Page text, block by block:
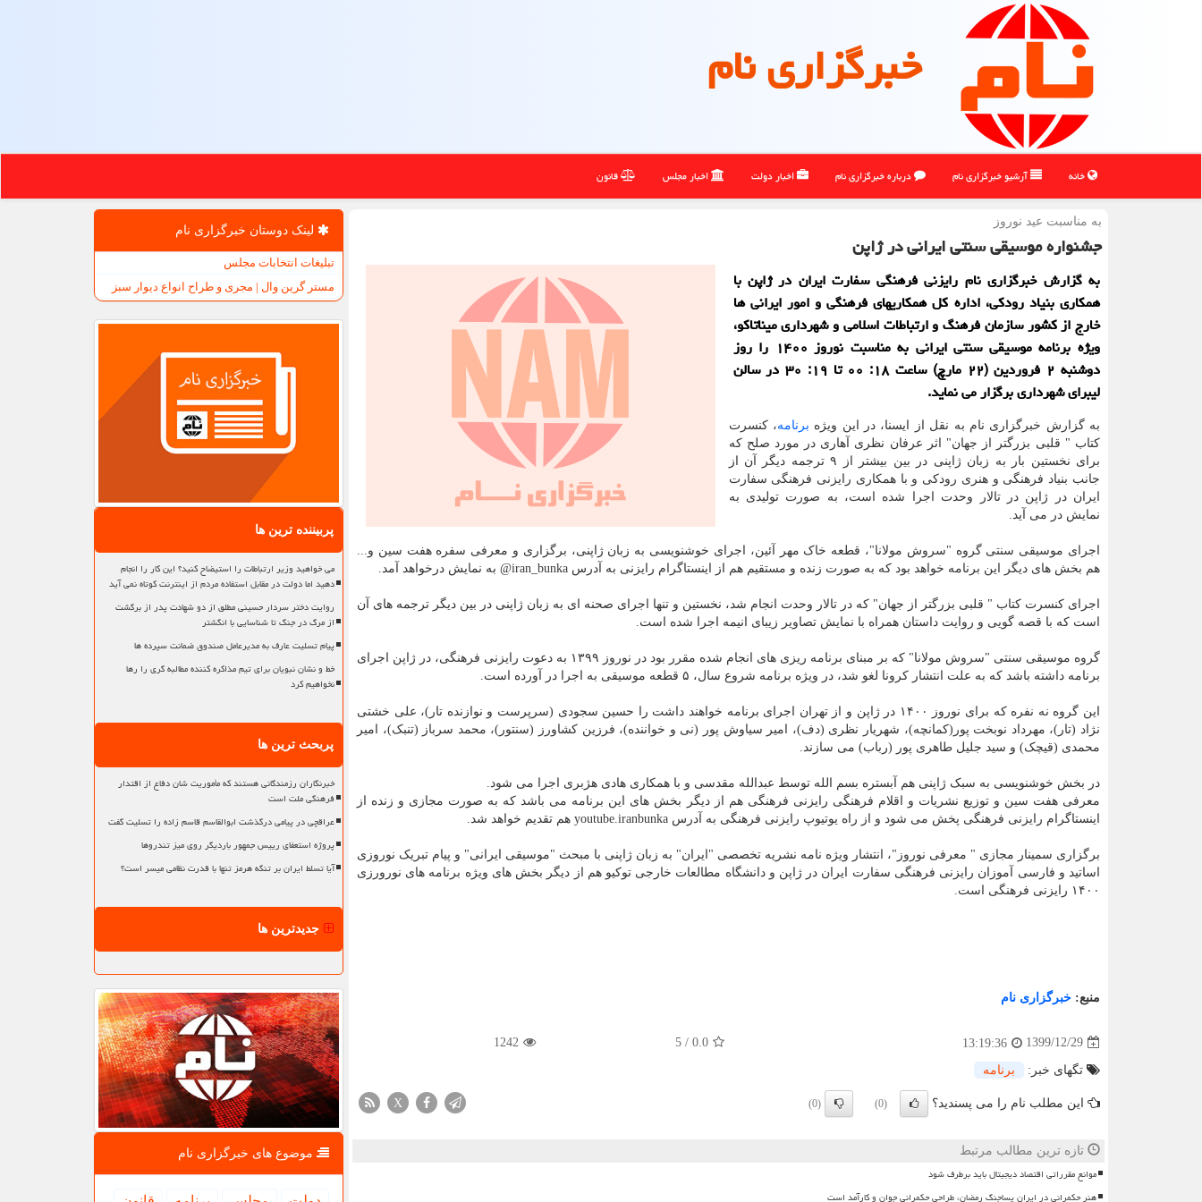
خبرگزاری نام
خانه آرشیو خبرگزاری نام درباره خبرگزاری نام اخبار دولت اخبار مجلس قانون
به مناسبت عید نوروز
جشنواره موسیقی سنتی ایرانی در ژاپن
به گزارش خبرگزاری نام رایزنی فرهنگی سفارت ایران در ژاپن با
همکاری بنیاد رودکی، اداره کل همکاریهای فرهنگی و امور ایرانی ها
خارج از کشور سازمان فرهنگ و ارتباطات اسلامی و شهرداری میناتاکو،
ویژه برنامه موسیقی سنتی ایرانی به مناسبت نوروز ۱۴۰۰ را روز
دوشنبه ۲ فروردین (۲۲ مارچ) ساعت ۱۸: ۰۰ تا ۱۹: ۳۰ در سالن
لیبرای شهرداری برگزار می نماید.
به گزارش خبرگزاری نام به نقل از ایسنا، در این ویژه برنامه، کنسرت
کتاب " قلبی بزرگتر از جهان" اثر عرفان نظری آهاری در مورد صلح که
برای نخستین بار به زبان ژاپنی در بین بیشتر از ۹ ترجمه دیگر آن از
جانب بنیاد فرهنگی و هنری رودکی و با همکاری رایزنی فرهنگی سفارت
ایران در ژاپن در تالار وحدت اجرا شده است، به صورت تولیدی به
نمایش در می آید.
اجرای موسیقی سنتی گروه "سروش مولانا"، قطعه خاک مهر آئین، اجرای خوشنویسی به زبان ژاپنی، برگزاری و معرفی سفره هفت سین و...
هم بخش های دیگر این برنامه خواهد بود که به صورت زنده و مستقیم هم از اینستاگرام رایزنی به آدرس iran_bunka@ به نمایش درخواهد آمد.
اجرای کنسرت کتاب " قلبی بزرگتر از جهان" که در تالار وحدت انجام شد، نخستین و تنها اجرای صحنه ای به زبان ژاپنی در بین دیگر ترجمه های آن
است که با قصه گویی و روایت داستان همراه با نمایش تصاویر زیبای انیمه اجرا شده است.
گروه موسیقی سنتی "سروش مولانا" که بر مبنای برنامه ریزی های انجام شده مقرر بود در نوروز ۱۳۹۹ به دعوت رایزنی فرهنگی، در ژاپن اجرای
برنامه داشته باشد که به علت انتشار کرونا لغو شد، در ویژه برنامه شروع سال، ۵ قطعه موسیقی به اجرا در آورده است.
این گروه نه نفره که برای نوروز ۱۴۰۰ در ژاپن و از تهران اجرای برنامه خواهند داشت را حسین سجودی (سرپرست و نوازنده تار)، علی خشتی
نژاد (تار)، مهرداد نوبخت پور(کمانچه)، شهریار نظری (دف)، امیر سیاوش پور (نی و خواننده)، فرزین کشاورز (سنتور)، محمد سرباز (تنبک)، امیر
محمدی (قیچک) و سید جلیل طاهری پور (رباب) می سازند.
در بخش خوشنویسی به سبک ژاپنی هم آبستره بسم الله توسط عبدالله مقدسی و با همکاری هادی هژبری اجرا می شود.
معرفی هفت سین و توزیع نشریات و اقلام فرهنگی رایزنی فرهنگی هم از دیگر بخش های این برنامه می باشد که به صورت مجازی و زنده از
اینستاگرام رایزنی فرهنگی پخش می شود و از راه یوتیوپ رایزنی فرهنگی به آدرس youtube.iranbunka هم تقدیم خواهد شد.
برگزاری سمینار مجازی " معرفی نوروز"، انتشار ویژه نامه نشریه تخصصی "ایران" به زبان ژاپنی با مبحث "موسیقی ایرانی" و پیام تبریک نوروزی
اساتید و فارسی آموزان رایزنی فرهنگی سفارت ایران در ژاپن و دانشگاه مطالعات خارجی توکیو هم از دیگر بخش های ویژه برنامه های نورورزی
۱۴۰۰ رایزنی فرهنگی است.
منبع: خبرگزاری نام
1399/12/29
13:19:36
0.0
/
5
1242
تگهای خبر: برنامه
این مطلب نام را می پسندید؟ (0)
(0)
X
تازه ترین مطالب مرتبط
موانع مقرراتی اقتصاد دیجیتال باید برطرف شود
هنر حکمرانی در ایران پساجنگ رمضان، طراحی حکمرانی جوان و کارآمد است
لینک دوستان خبرگزاری نام
تبلیغات انتخابات مجلس
مستر گرین وال | مجری و طراح انواع دیوار سبز
پربیننده ترین ها
می خواهید وزیر ارتباطات را استیضاح کنید؟ این کار را انجام
دهید اما دولت در مقابل استفاده مردم از اینترنت کوتاه نمی آید
روایت دختر سردار حسینی مطلق از دو شهادت پدر از برگشت
از مرگ در جنگ تا شناسایی با انگشتر
پیام تسلیت عارف به مدیرعامل صندوق ضمانت سپرده ها
خط و نشان نبویان برای تیم مذاکره کننده مطالبه گری را رها
نخواهیم کرد
پربحث ترین ها
خبرنگاران رزمندگانی هستند که مأموریت شان دفاع از اقتدار
فرهنگی ملت است
عراقچی در پیامی درگذشت ابوالقاسم قاسم زاده را تسلیت گفت
پروژه استعفای رییس جمهور باردیگر روی میز تندروها
آیا تسلط ایران بر تنگه هرمز تنها با قدرت نظامی میسر است؟
جدیدترین ها
موضوع های خبرگزاری نام